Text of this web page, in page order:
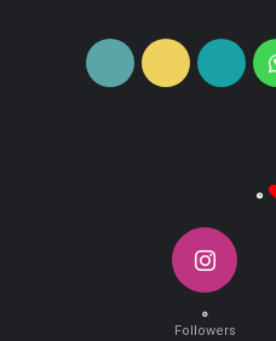
واتس
آپ
آپارات ایتا
۰